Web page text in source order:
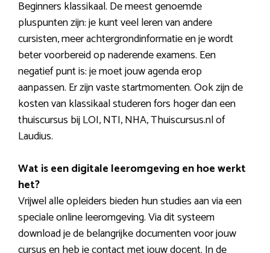
Beginners klassikaal. De meest genoemde
pluspunten zijn: je kunt veel leren van andere
cursisten, meer achtergrondinformatie en je wordt
beter voorbereid op naderende examens. Een
negatief punt is: je moet jouw agenda erop
aanpassen. Er zijn vaste startmomenten. Ook zijn de
kosten van klassikaal studeren fors hoger dan een
thuiscursus bij LOI, NTI, NHA, Thuiscursus.nl of
Laudius.
Wat is een digitale leeromgeving en hoe werkt
het?
Vrijwel alle opleiders bieden hun studies aan via een
speciale online leeromgeving. Via dit systeem
download je de belangrijke documenten voor jouw